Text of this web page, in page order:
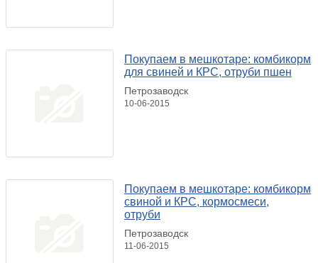
Покупаем в мешкотаре: комбикорм
для свиней и КРС, отруби пшен
Петрозаводск
10-06-2015
Покупаем в мешкотаре: комбикорм
свиной и КРС, кормосмеси,
отруби
Петрозаводск
11-06-2015